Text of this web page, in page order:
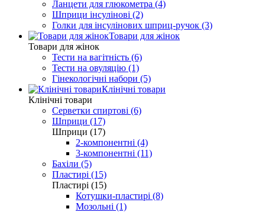
Ланцети для глюкометра (4)
Шприци інсулінові (2)
Голки для інсулінових шприц-ручок (3)
Товари для жінок
Товари для жінок
Тести на вагітність (6)
Тести на овуляцію (1)
Гінекологічні набори (5)
Клінічні товари
Клінічні товари
Серветки спиртові (6)
Шприци (17)
Шприци (17)
2-компонентні (4)
3-компонентні (11)
Бахіли (5)
Пластирі (15)
Пластирі (15)
Котушки-пластирі (8)
Мозольні (1)